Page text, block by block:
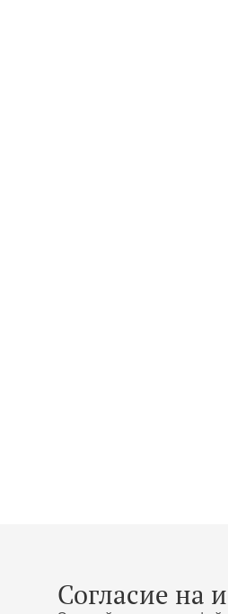
Согласие на